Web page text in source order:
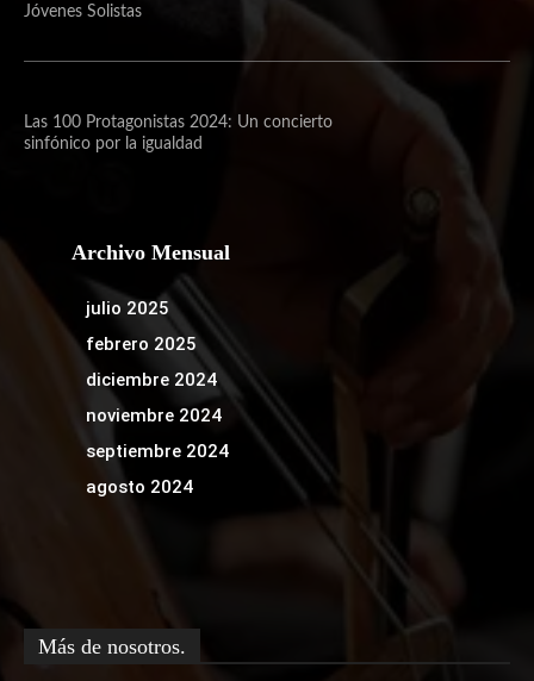
Jóvenes Solistas
Las 100 Protagonistas 2024: Un concierto
sinfónico por la igualdad
Archivo Mensual
julio 2025
febrero 2025
diciembre 2024
noviembre 2024
septiembre 2024
agosto 2024
Más de nosotros.